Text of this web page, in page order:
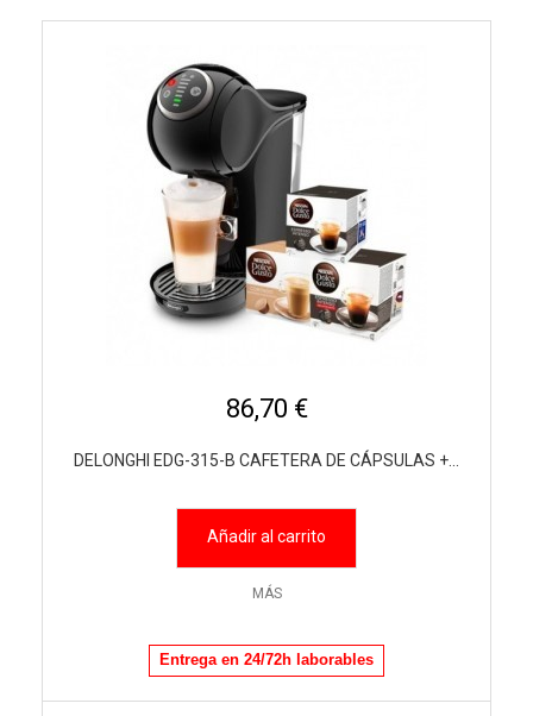
86,70 €
DELONGHI EDG-315-B CAFETERA DE CÁPSULAS +...
Añadir al carrito
MÁS
Entrega en 24/72h laborables